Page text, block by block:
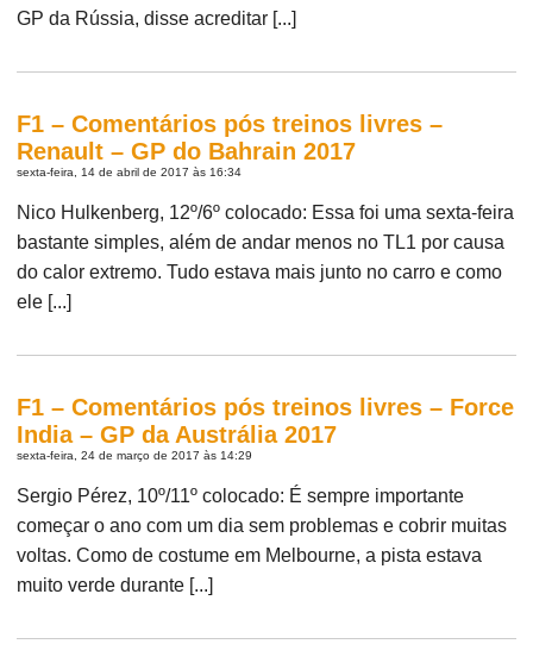
GP da Rússia, disse acreditar [...]
F1 – Comentários pós treinos livres –
Renault – GP do Bahrain 2017
sexta-feira, 14 de abril de 2017 às 16:34
Nico Hulkenberg, 12º/6º colocado: Essa foi uma sexta-feira
bastante simples, além de andar menos no TL1 por causa
do calor extremo. Tudo estava mais junto no carro e como
ele [...]
F1 – Comentários pós treinos livres – Force
India – GP da Austrália 2017
sexta-feira, 24 de março de 2017 às 14:29
Sergio Pérez, 10º/11º colocado: É sempre importante
começar o ano com um dia sem problemas e cobrir muitas
voltas. Como de costume em Melbourne, a pista estava
muito verde durante [...]